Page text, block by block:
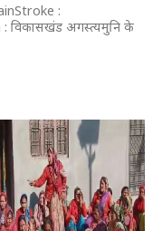
:
विकासखंड अगस्त्यमुनि के